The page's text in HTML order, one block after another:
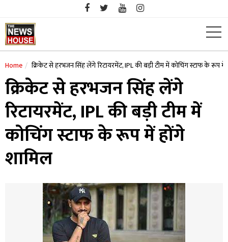
content
Home क्रिकेट से हरभजन सिंह लेंगे रिटायरमेंट, IPL की बड़ी टीम में कोचिंग स्टाफ के रूप में
क्रिकेट से हरभजन सिंह लेंगे
रिटायरमेंट, IPL की बड़ी टीम में
कोचिंग स्टाफ के रूप में होंगे
शामिल